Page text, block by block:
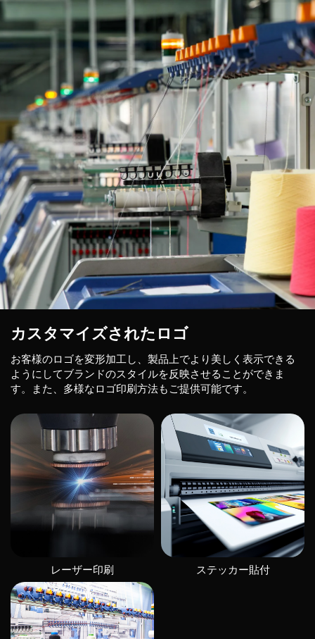
カスタマイズされたロゴ
お客様のロゴを変形加工し、製品上でより美しく表示できる
ようにしてブランドのスタイルを反映させることができま
す。また、多様なロゴ印刷方法もご提供可能です。
レーザー印刷 ステッカー貼付